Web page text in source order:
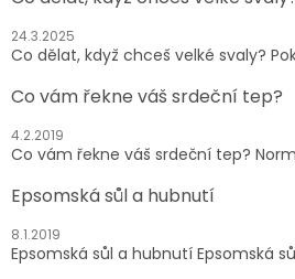
24.3.2025
Co dělat, když chceš velké svaly?
Co vám řekne váš srdeční tep?
4.2.2019
Co vám řekne váš srdeční tep?
Epsomská sůl a hubnutí
8.1.2019
Epsomská sůl a hubnutí Epsomská